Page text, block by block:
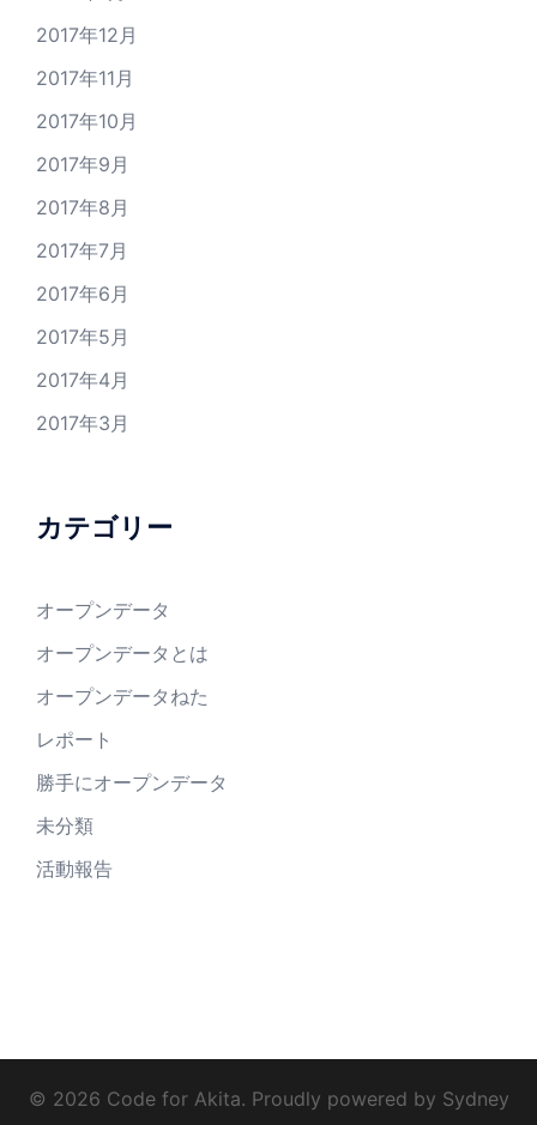
2017年12月
2017年11月
2017年10月
2017年9月
2017年8月
2017年7月
2017年6月
2017年5月
2017年4月
2017年3月
カテゴリー
オープンデータ
オープンデータとは
オープンデータねた
レポート
勝手にオープンデータ
未分類
活動報告
© 2026 Code for Akita. Proudly powered by Sydney